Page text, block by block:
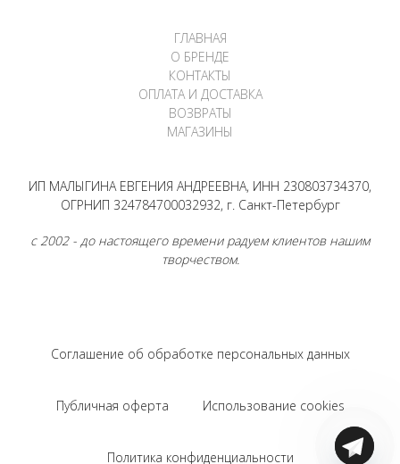
ГЛАВНАЯ
О БРЕНДЕ
КОНТАКТЫ
ОПЛАТА И ДОСТАВКА
ВОЗВРАТЫ
МАГАЗИНЫ
ИП МАЛЫГИНА ЕВГЕНИЯ АНДРЕЕВНА, ИНН 230803734370,
ОГРНИП 324784700032932, г. Санкт-Петербург
с 2002 - до настоящего времени радуем клиентов нашим
творчеством.
Соглашение об обработке персональных данных
Публичная оферта Использование cookies
Политика конфиденциальности